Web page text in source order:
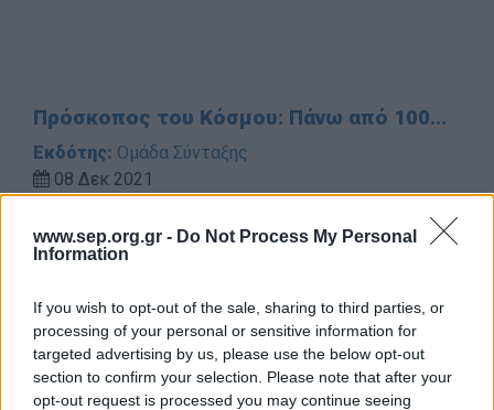
www.sep.org.gr - Do Not Process My Personal
Information
If you wish to opt-out of the sale, sharing to third parties, or
processing of your personal or sensitive information for
targeted advertising by us, please use the below opt-out
section to confirm your selection. Please note that after your
opt-out request is processed you may continue seeing
Πρόσκοπος του Κόσμου: Πάνω από 100...
Εκδότης: Ομάδα Σύνταξης
08 Δεκ 2021
ονομαστεί κάποιος Πρόσκοπος του Κόσμου! Οι
συμμετέχοντες της 6ης Ανακάλυψης του Προσκόπου